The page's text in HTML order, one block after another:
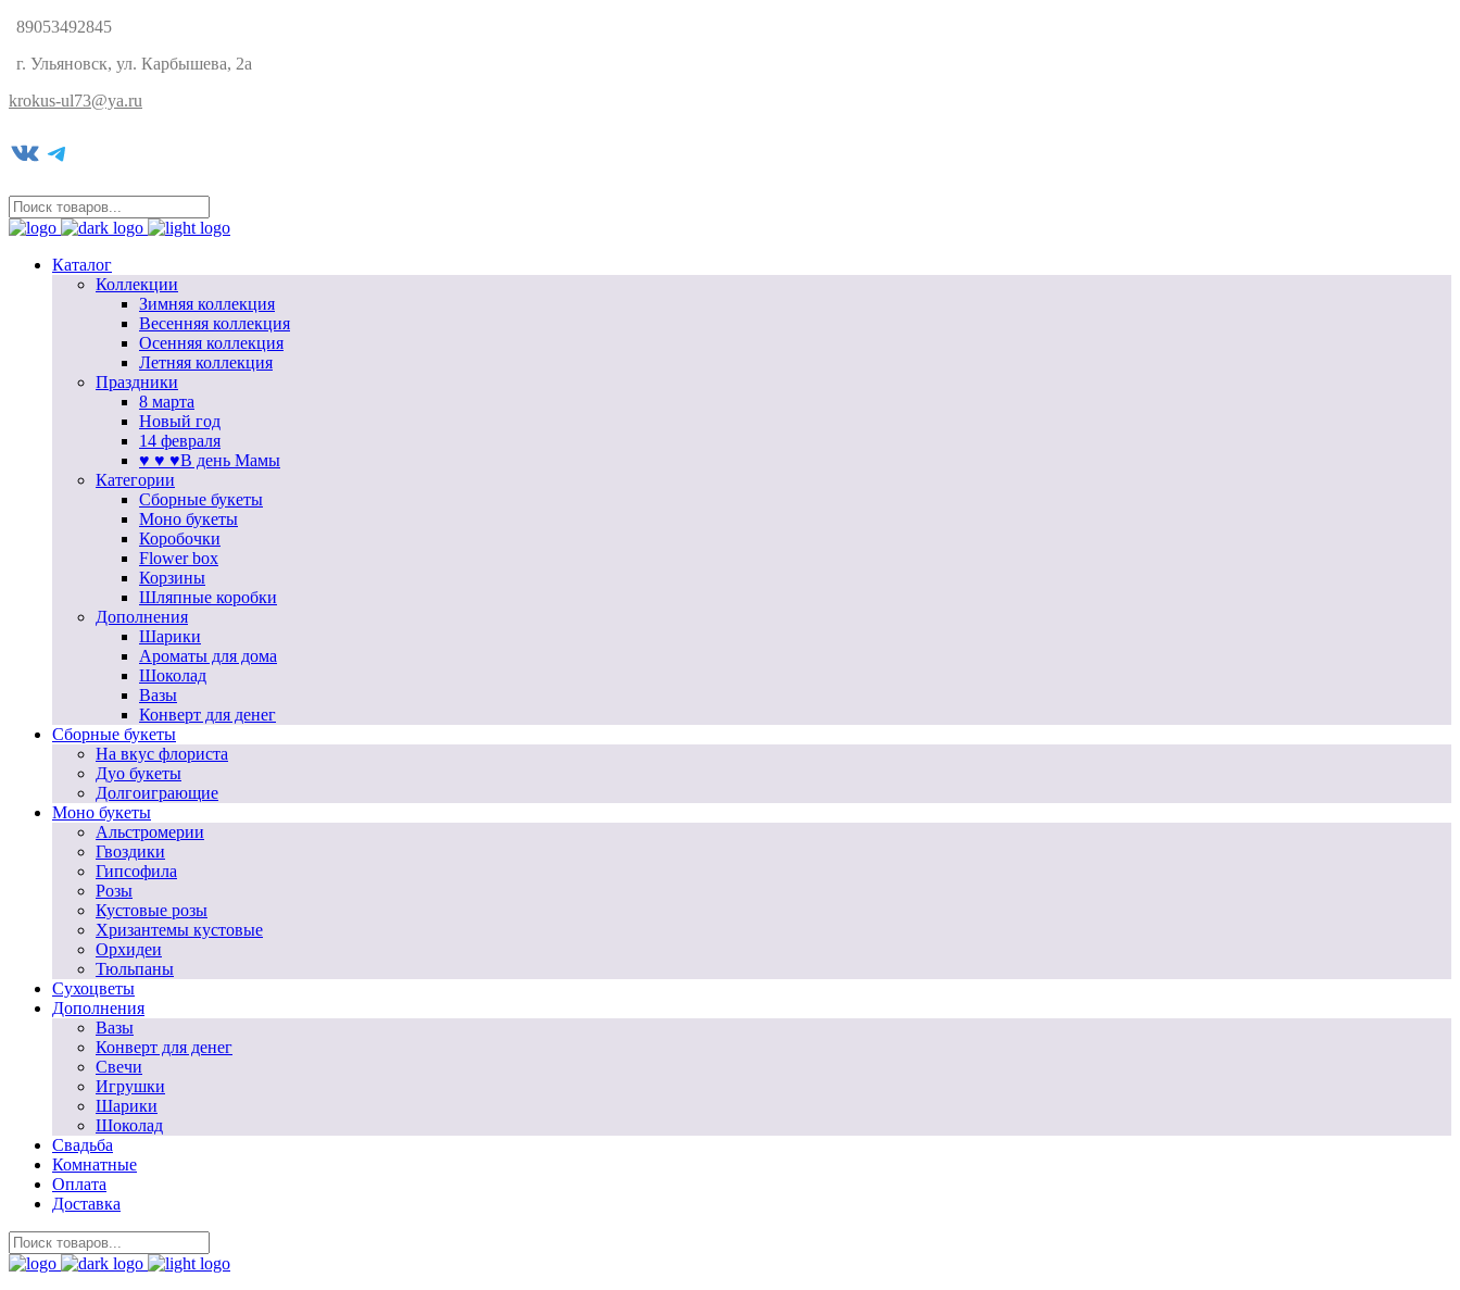
89053492845
г. Ульяновск, ул. Карбышева, 2а
krokus-ul73@ya.ru
VK Telegram
Каталог
Коллекции
Зимняя коллекция
Весенняя коллекция
Осенняя коллекция
Летняя коллекция
Праздники
8 марта
Новый год
14 февраля
♥ ♥ ♥В день Мамы
Категории
Сборные букеты
Моно букеты
Коробочки
Flower box
Корзины
Шляпные коробки
Дополнения
Шарики
Ароматы для дома
Шоколад
Вазы
Конверт для денег
Сборные букеты
На вкус флориста
Дуо букеты
Долгоиграющие
Моно букеты
Альстромерии
Гвоздики
Гипсофила
Розы
Кустовые розы
Хризантемы кустовые
Орхидеи
Тюльпаны
Сухоцветы
Дополнения
Вазы
Конверт для денег
Свечи
Игрушки
Шарики
Шоколад
Свадьба
Комнатные
Оплата
Доставка